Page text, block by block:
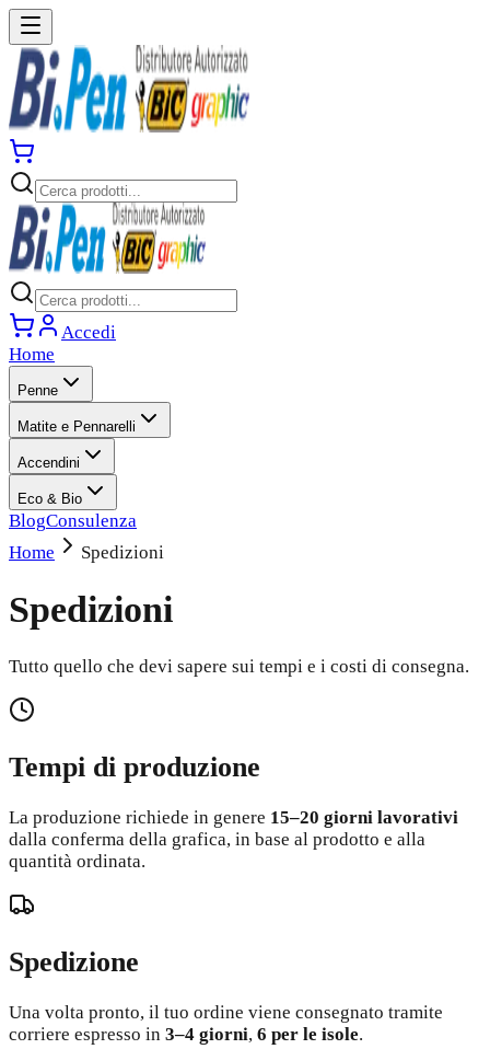
Accedi
Home
Penne
Matite e Pennarelli
Accendini
Eco & Bio
BlogConsulenza
Home
Spedizioni
Spedizioni
Tutto quello che devi sapere sui tempi e i costi di consegna.
Tempi di produzione
La produzione richiede in genere 15–20 giorni lavorativi
dalla conferma della grafica, in base al prodotto e alla
quantità ordinata.
Spedizione
Una volta pronto, il tuo ordine viene consegnato tramite
corriere espresso in 3–4 giorni, 6 per le isole.